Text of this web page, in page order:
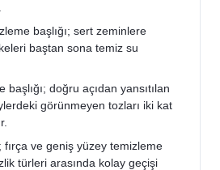
başlığı; sert zeminlere
baştan sona temiz su
doğru açıdan yansıtılan
görünmeyen tozları iki kat
fırça ve geniş yüzey temizleme
türleri arasında kolay geçişi